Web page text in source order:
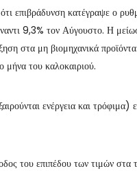
επιβράδυνση κατέγραψε ο
9,3% τον Αύγουστο. Η
στα μη βιομηχανικά
μήνα του καλοκαιριού.
ενέργεια και
του επιπέδου των τιμών